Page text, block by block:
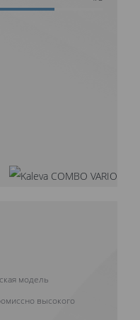
модель
высокого